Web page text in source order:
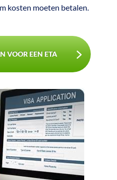
kosten moeten betalen.
VOOR EEN ETA